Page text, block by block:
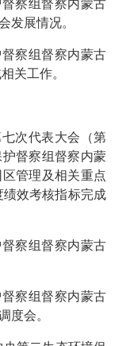
察组督察内蒙古
发展情况。
察组督察内蒙古
关工作。
次代表大会（第
督察组督察内蒙
管理及相关重点
效考核指标完成
察组督察内蒙古
察组督察内蒙古
度会。